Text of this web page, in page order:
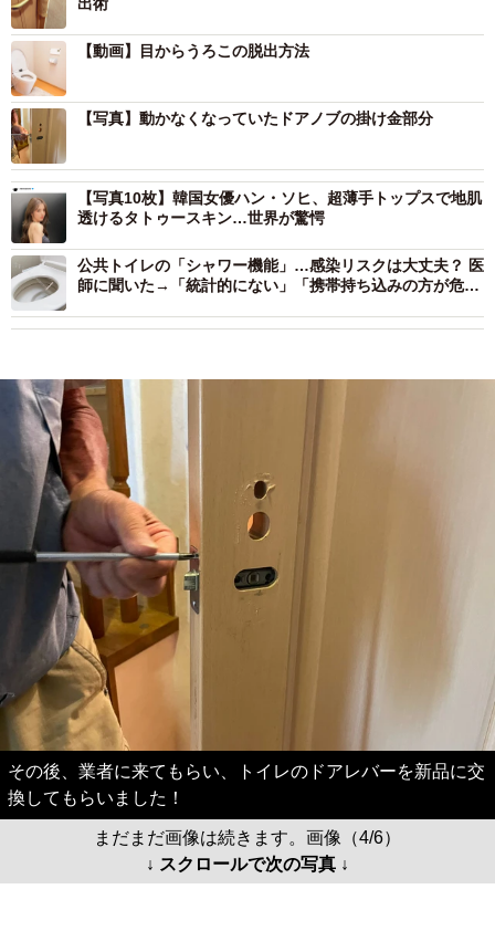
【動画】目からうろこの脱出方法
【写真】動かなくなっていたドアノブの掛け金部分
【写真10枚】韓国女優ハン・ソヒ、超薄手トップスで地肌
透けるタトゥースキン…世界が驚愕
公共トイレの「シャワー機能」…感染リスクは大丈夫？ 医
師に聞いた→「統計的にない」「携帯持ち込みの方が危な
その後、業者に来てもらい、トイレのドアレバーを新品に交
換してもらいました！
まだまだ画像は続きます。画像（4/6）
↓ スクロールで次の写真 ↓